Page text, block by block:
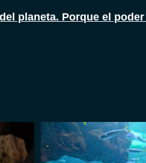
planeta. Porque el poder